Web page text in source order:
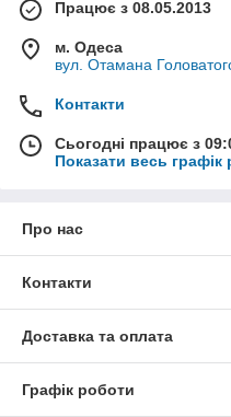
Працює з 08.05.2013
м. Одеса
вул. Отамана
Контакти
Сьогодні працює з
Показати весь графік
Про нас
Контакти
Доставка та оплата
Графік роботи